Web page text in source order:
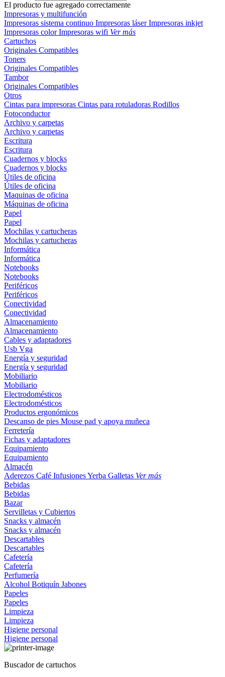
El producto fue agregado correctamente
Impresoras y multifunción
Impresoras sistema continuo Impresoras láserImpresoras inkjet
Impresoras colorImpresoras wifi Ver más
Cartuchos
Originales Compatibles
Toners
Originales Compatibles
Tambor
Originales Compatibles
Otros
Cintas para impresoras Cintas para rotuladoras Rodillos
Fotoconductor
Archivo y carpetas
Archivo y carpetas
Escritura
Escritura
Cuadernos y blocks
Cuadernos y blocks
Útiles de oficina
Útiles de oficina
Maquinas de oficina
Máquinas de oficina
Papel
Papel
Mochilas y cartucheras
Mochilas y cartucheras
Informática
Informática
Notebooks
Notebooks
Periféricos
Periféricos
Conectividad
Conectividad
Almacenamiento
Almacenamiento
Cables y adaptadores
Usb Vga
Energía y seguridad
Energía y seguridad
Mobiliario
Mobiliario
Electrodomésticos
Electrodomésticos
Productos ergonómicos
Descanso de pies Mouse pad y apoya muñeca
Ferretería
Fichas y adaptadores
Equipamiento
Equipamiento
Almacén
Aderezos Café InfusionesYerba Galletas Ver más
Bebidas
Bebidas
Bazar
Servilletas y Cubiertos
Snacks y almacén
Snacks y almacén
Descartables
Descartables
Cafetería
Cafetería
Perfumería
Alcohol Botiquín Jabones
Papeles
Papeles
Limpieza
Limpieza
Higiene personal
Higiene personal
Buscador de cartuchos